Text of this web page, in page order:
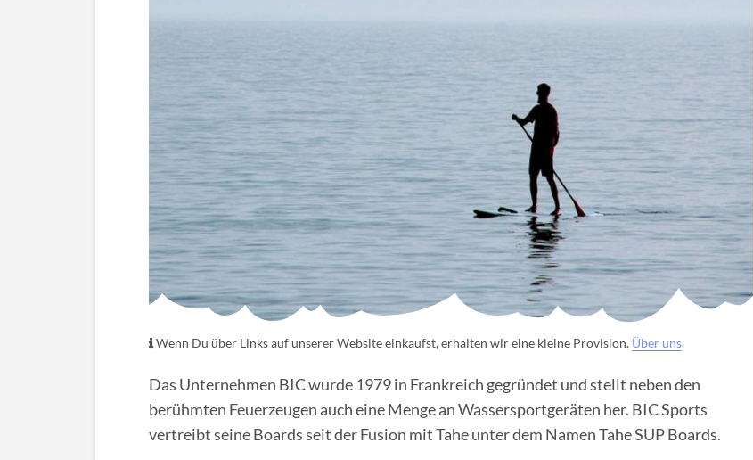
Wenn Du über Links auf unserer Website einkaufst, erhalten wir eine kleine Provision. Über uns.
Das Unternehmen BIC wurde 1979 in Frankreich gegründet und stellt neben den
berühmten Feuerzeugen auch eine Menge an Wassersportgeräten her. BIC Sports
vertreibt seine Boards seit der Fusion mit Tahe unter dem Namen Tahe SUP Boards.